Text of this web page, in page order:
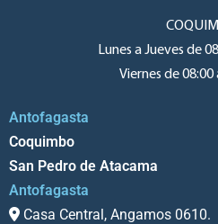
Lunes a Jueves de
Viernes de 08:00
Antofagasta
Coquimbo
San Pedro de Atacama
Antofagasta
Casa Central, Angamos 0610.